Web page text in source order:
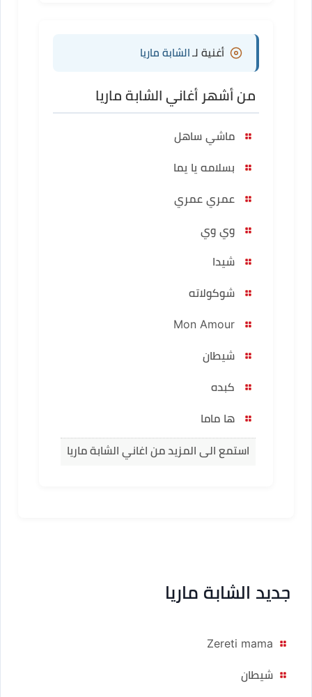
أغنية لـ الشابة ماريا
من أشهر أغاني الشابة ماريا
ماشي ساهل
بسلامه يا يما
عمري عمري
وي وي
شيدا
شوكولاته
شيطان
كبده
ها ماما
استمع الى المزيد من اغاني الشابة ماريا
جديد الشابة ماريا
Zereti mama
شيطان